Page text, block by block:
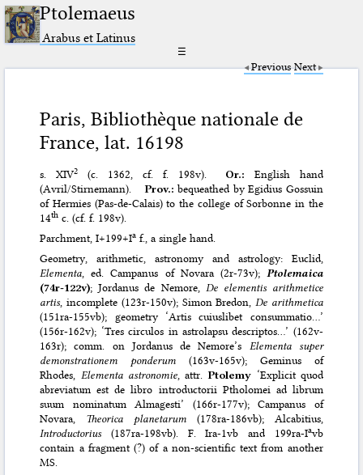
Ptolemaeus
Arabus et Latinus
☰
Previous Next
Paris, Bibliothèque nationale de
France, lat. 16198
s. XIV2 (c. 1362, cf. f. 198v). Or.:
English hand
(Avril/Stirnemann).
Prov.: bequeathed by Egidius Gossuin
of Hermies (Pas-de-Calais) to the college of Sorbonne in the
14th c. (cf. f. 198v).
Parchment, I+199+Ia f., a single hand.
Geometry, arithmetic, astronomy and astrology: Euclid,
Elementa , ed. Campanus of Novara (2r-73v); Ptolemaica
(74r-122v); Jordanus de Nemore, De elementis arithmetice
artis, incomplete (123r-150v); Simon Bredon, De arithmetica
(151ra-155vb); geometry ‘Artis cuiuslibet consummatio…’
(156r-162v); ‘Tres circulos in astrolapsu descriptos…’ (162v-
163r); comm. on Jordanus de Nemore’s Elementa super
demonstrationem ponderum (163v-165v); Geminus of
Rhodes, Elementa astronomie, attr.Ptolemy ‘Explicit quod
abreviatum est de libro introductorii Ptholomei ad librum
suum nominatum Almagesti’ (166r-177v); Campanus of
Novara, Theorica planetarum (178ra-186vb); Alcabitius,
Introductorius(187ra-198vb). F. Ira-1vb and 199ra-Iavb
contain a fragment (?) of a non-scientific text from another
MS.